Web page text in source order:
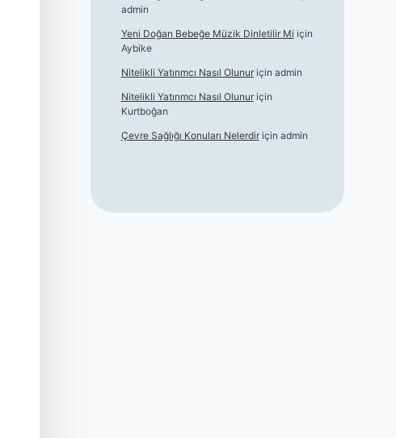
admin
Yeni Doğan Bebeğe Müzik Dinletilir Mi için
Aybike
Nitelikli Yatırımcı Nasıl Olunuriçin admin
Nitelikli Yatırımcı Nasıl Olunuriçin
Kurtboğan
Çevre Sağlığı Konuları Nelerdiriçin admin